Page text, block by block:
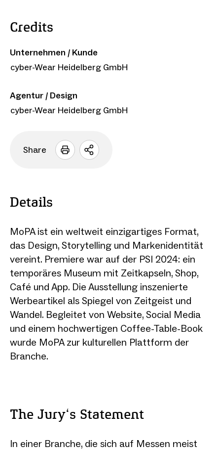
Credits
Unternehmen / Kunde
cyber-Wear Heidelberg GmbH
Agentur / Design
cyber-Wear Heidelberg GmbH
Share
Sharing
Details
MoPA ist ein weltweit einzigartiges Format,
das Design, Storytelling und Markenidentität
vereint. Premiere war auf der PSI 2024: ein
temporäres Museum mit Zeitkapseln, Shop,
Café und App. Die Ausstellung inszenierte
Werbeartikel als Spiegel von Zeitgeist und
Wandel. Begleitet von Website, Social Media
und einem hochwertigen Coffee-Table-Book
wurde MoPA zur kulturellen Plattform der
Branche.
The Jury‘s Statement
In einer Branche, die sich auf Messen meist